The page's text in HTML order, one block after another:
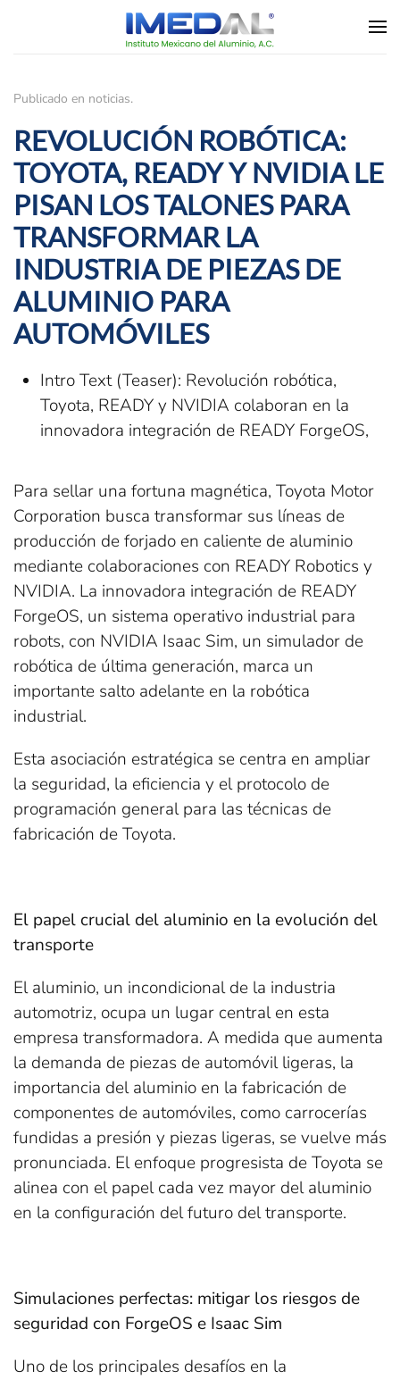
Skip to main content
Publicado en noticias.
REVOLUCIÓN ROBÓTICA:
TOYOTA, READY Y NVIDIA LE
PISAN LOS TALONES PARA
TRANSFORMAR LA
INDUSTRIA DE PIEZAS DE
ALUMINIO PARA
AUTOMÓVILES
Intro Text (Teaser): Revolución robótica,
Toyota, READY y NVIDIA colaboran en la
innovadora integración de READY ForgeOS,
Para sellar una fortuna magnética, Toyota Motor
Corporation busca transformar sus líneas de
producción de forjado en caliente de aluminio
mediante colaboraciones con READY Robotics y
NVIDIA. La innovadora integración de READY
ForgeOS, un sistema operativo industrial para
robots, con NVIDIA Isaac Sim, un simulador de
robótica de última generación, marca un
importante salto adelante en la robótica
industrial.
Esta asociación estratégica se centra en ampliar
la seguridad, la eficiencia y el protocolo de
programación general para las técnicas de
fabricación de Toyota.
El papel crucial del aluminio en la evolución del
transporte
El aluminio, un incondicional de la industria
automotriz, ocupa un lugar central en esta
empresa transformadora. A medida que aumenta
la demanda de piezas de automóvil ligeras, la
importancia del aluminio en la fabricación de
componentes de automóviles, como carrocerías
fundidas a presión y piezas ligeras, se vuelve más
pronunciada. El enfoque progresista de Toyota se
alinea con el papel cada vez mayor del aluminio
en la configuración del futuro del transporte.
Simulaciones perfectas: mitigar los riesgos de
seguridad con ForgeOS e Isaac Sim
Uno de los principales desafíos en la